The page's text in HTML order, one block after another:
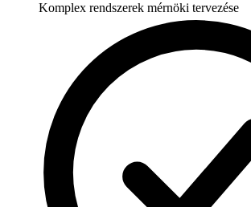
Komplex rendszerek mérnöki tervezése